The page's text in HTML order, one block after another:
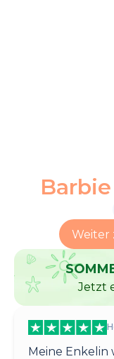
Weiter
Jetzt
Meine Enkelin